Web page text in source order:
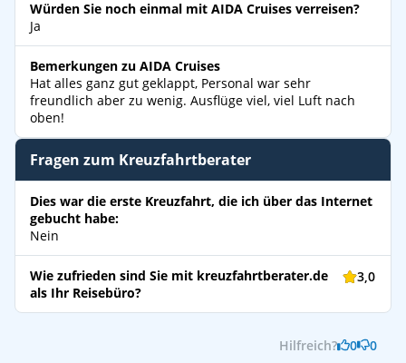
Würden Sie noch einmal mit AIDA Cruises verreisen?
Ja
Bemerkungen zu AIDA Cruises
Hat alles ganz gut geklappt, Personal war sehr
freundlich aber zu wenig. Ausflüge viel, viel Luft nach
oben!
Fragen zum Kreuzfahrtberater
Dies war die erste Kreuzfahrt, die ich über das Internet
gebucht habe:
Nein
Wie zufrieden sind Sie mit kreuzfahrtberater.de
als Ihr Reisebüro?
3,0
Hilfreich? 0 0